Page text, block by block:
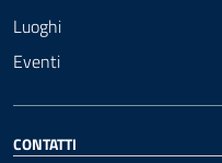
Luoghi
Eventi
CONTATTI